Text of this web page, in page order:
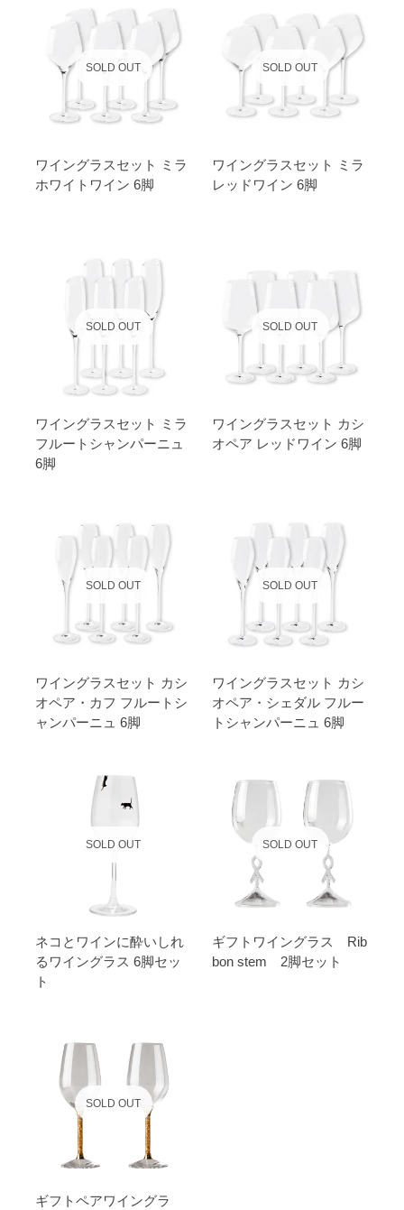
SOLD OUT
ワイングラスセット ミラ
ホワイトワイン 6脚
SOLD OUT
ワイングラスセット ミラ
レッドワイン 6脚
SOLD OUT
ワイングラスセット ミラ
フルートシャンパーニュ
6脚
SOLD OUT
ワイングラスセット カシ
オペア レッドワイン 6脚
SOLD OUT
ワイングラスセット カシ
オペア・カフ フルートシ
ャンパーニュ 6脚
SOLD OUT
ワイングラスセット カシ
オペア・シェダル フルー
トシャンパーニュ 6脚
SOLD OUT
ネコとワインに酔いしれ
るワイングラス 6脚セッ
ト
SOLD OUT
ギフトワイングラス Rib
bon stem 2脚セット
SOLD OUT
ギフトペアワイングラ